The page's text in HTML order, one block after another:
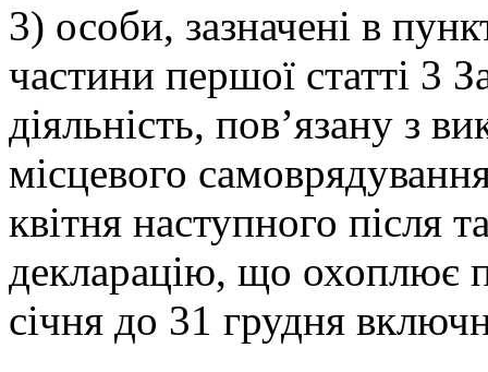
3) особи, зазначені в
частини першої статті 3
діяльність, пов’язану з
місцевого
квітня наступного після
декларацію, що охоплює
січня до 31 грудня